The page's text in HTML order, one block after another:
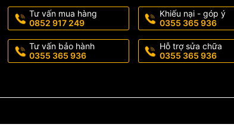
Tư vấn mua hàng
0852 917 249
Khiếu nại - góp ý
0355 365 936
Tư vấn bảo hành
0355 365 936
Hỗ trợ sửa chữa
0355 365 936